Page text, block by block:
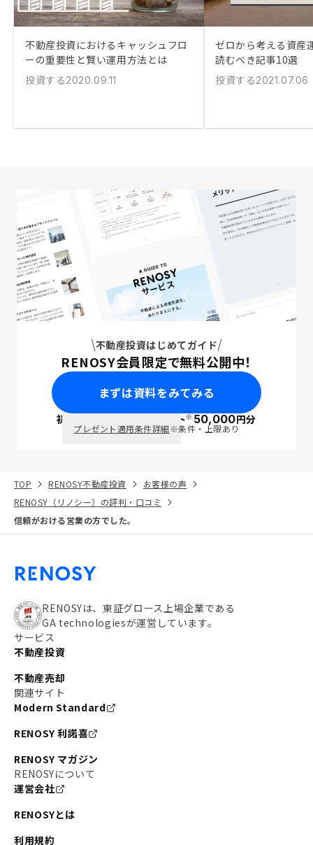
不動産投資におけるキャッシュフロ
ーの重要性と賢い運用方法とは
投資する2020.09.11
ゼロから考える資産
読むべき記事10選
投資する2021.07.06
不動産投資はじめてガイド
RENOSY会員限定で無料公開中！
まずは資料をみてみる
初回面談で ポイント※50,000円分
プレゼント適用条件詳細※条件・上限あり
TOP RENOSY不動産投資
お客様の声
RENOSY（リノシー）の評判・口コミ
信頼がおける営業の方でした。
RENOSYは、東証グロース上場企業である
GA technologiesが運営しています。
サービス
不動産投資
不動産売却
関連サイト
Modern Standard
RENOSY 利諾喜
RENOSY マガジン
RENOSYについて
運営会社
RENOSYとは
利用規約